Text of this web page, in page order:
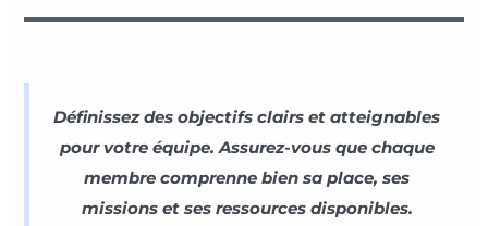
Définissez des objectifs clairs et atteignables
pour votre équipe. Assurez-vous que chaque
membre comprenne bien sa place, ses
missions et ses ressources disponibles.